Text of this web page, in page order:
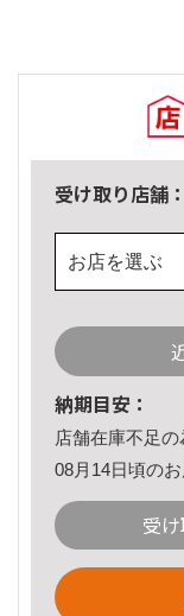
受け取り店舗：
お店を選ぶ
納期目安：
店舗在庫不足の
08月14日頃のお
受